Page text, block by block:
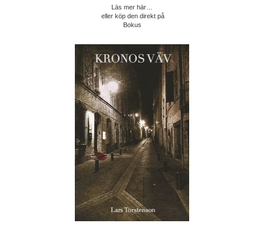
Läs mer här…
eller köp den direkt på
Bokus